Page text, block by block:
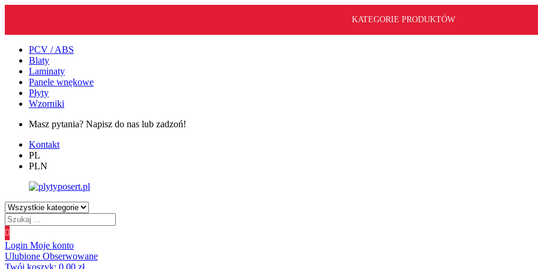
KATEGORIE PRODUKTÓW
PCV / ABS
Blaty
Laminaty
Panele wnękowe
Płyty
Wzorniki
Masz pytania? Napisz do nas lub zadzoń!
Kontakt
PL
PLN
Wyszukiwanie
produktów
Login Moje konto
Ulubione Obserwowane
Twój koszyk: 0.00 zł